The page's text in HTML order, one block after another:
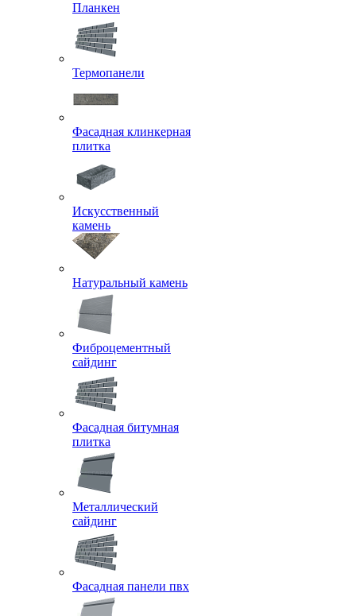
Планкен
Термопанели
Фасадная клинкерная
плитка
Искусственный
камень
Натуральный камень
Фиброцементный
сайдинг
Фасадная битумная
плитка
Металлический
сайдинг
Фасадная панели пвх